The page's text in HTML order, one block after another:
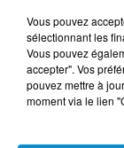
Vous pouvez
sélectionnant les
Vous pouvez
accepter". Vos
pouvez mettre à
moment via le lien